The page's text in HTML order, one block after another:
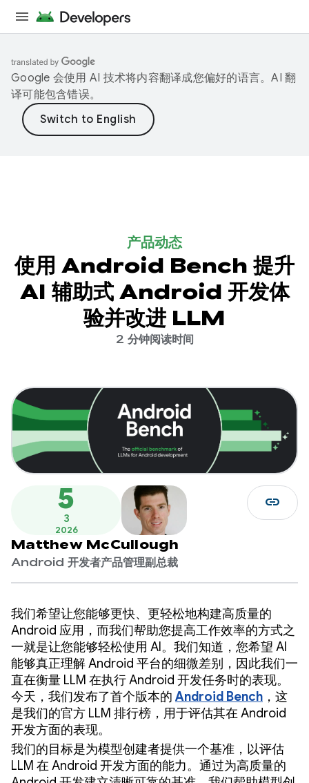
Google 会使用 AI 技术将内容翻译成您偏好的语言。AI 翻
译可能包含错误。
产品动态
使用 Android Bench 提升
AI 辅助式 Android 开发体
验并改进 LLM
2 分钟阅读时间
5
3
2026
Matthew McCullough
Android 开发者产品管理副总裁
link
我们希望让您能够更快、更轻松地构建高质量的
Android 应用，而我们帮助您提高工作效率的方式之
一就是让您能够轻松使用 AI。我们知道，您希望 AI
能够真正理解 Android 平台的细微差别，因此我们一
直在衡量 LLM 在执行 Android 开发任务时的表现。
今天，我们发布了首个版本的 Android Bench ，这
是我们的官方 LLM 排行榜，用于评估其在 Android
开发方面的表现。
我们的目标是为模型创建者提供一个基准，以评估
LLM 在 Android 开发方面的能力。通过为高质量的